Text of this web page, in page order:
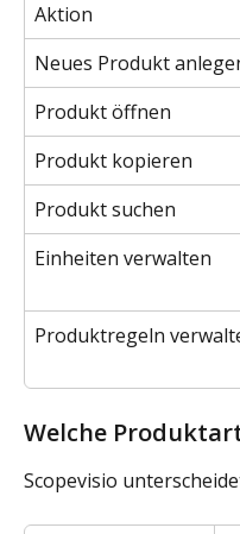
Aktion
Neues Produkt
Produkt öffnen
Produkt kopieren
Produkt suchen
Einheiten verwalten
Produktregeln
Welche
Scopevisio